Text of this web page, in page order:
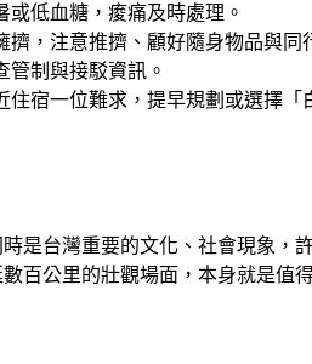
或低血糖，痠痛及時處理。
擠，注意推擠、顧好隨身物品與同
管制與接駁資訊。
住宿一位難求，提早規劃或選擇「
是台灣重要的文化、社會現象
百公里的壯觀場面，本身就是